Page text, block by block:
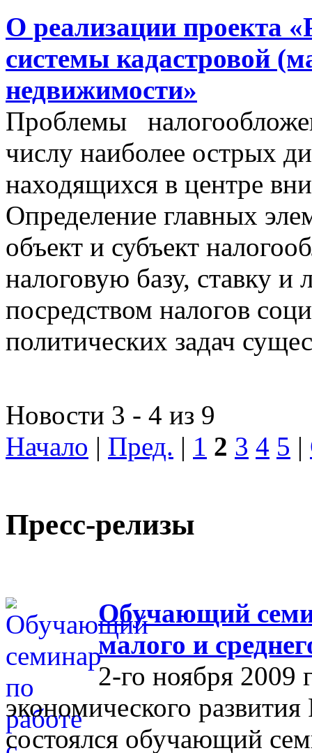
О реализации проекта
системы кадастровой
недвижимости»
Проблемы
числу наиболее острых
находящихся в центре
Определение главных
объект и субъект
налоговую базу, ставку и
посредством налогов
политических задач
Новости 3 - 4 из 9
Начало | Пред. | 1 2 3 4 5 |
Пресс-релизы
Обучающий
малого и
2-го ноября 2009
экономического
состоялся обучающий